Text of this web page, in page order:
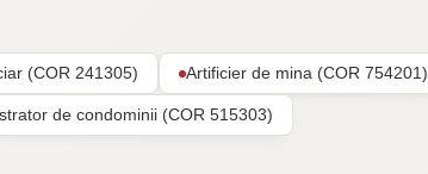
(COR 241305) Artificier de mina (COR 754201)
de condominii (COR 515303)